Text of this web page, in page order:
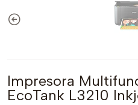
Impresora
EcoTank L3210